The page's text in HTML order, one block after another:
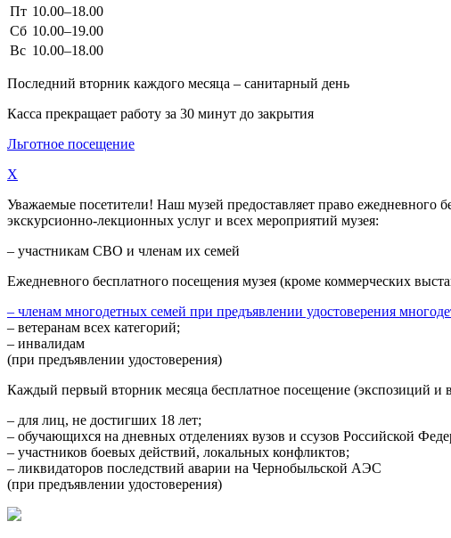
Пт 10.00–18.00
Сб 10.00–19.00
Вс 10.00–18.00
Последний вторник каждого месяца – санитарный день
Касса прекращает работу за 30 минут до закрытия
Льготное посещение
X
Уважаемые посетители! Наш музей предоставляет право ежедневного
экскурсионно-лекционных услуг и всех мероприятий музея:
– участникам СВО и членам их семей
Ежедневного бесплатного посещения музея (кроме коммерческих
– членам многодетных семей при предъявлении удостоверения
– ветеранам всех категорий;
– инвалидам
(при предъявлении удостоверения)
Каждый первый вторник месяца бесплатное посещение (экспозиций и
– для лиц, не достигших 18 лет;
– обучающихся на дневных отделениях вузов и ссузов Российской
– участников боевых действий, локальных конфликтов;
– ликвидаторов последствий аварии на Чернобыльской АЭС
(при предъявлении удостоверения)